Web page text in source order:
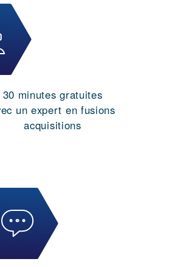
30 minutes gratuites
un expert en fusions
acquisitions